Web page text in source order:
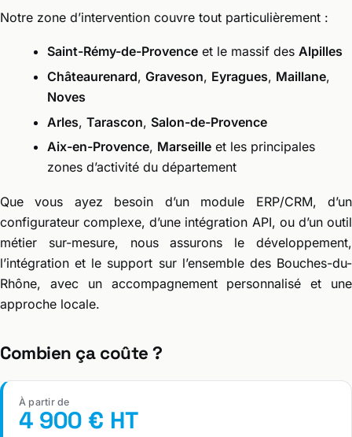
Notre zone d’intervention couvre tout particulièrement :
Saint-Rémy-de-Provence et le massif des Alpilles
Châteaurenard, Graveson, Eyragues, Maillane,
Noves
Arles, Tarascon, Salon-de-Provence
Aix-en-Provence, Marseille et les principales
zones d’activité du département
Que vous ayez besoin d’un module ERP/CRM, d’un
configurateur complexe, d’une intégration API, ou d’un outil
métier sur-mesure, nous assurons le développement,
l’intégration et le support sur l’ensemble des Bouches-du-
Rhône, avec un accompagnement personnalisé et une
approche locale.
Combien ça coûte ?
À partir de
4 900 € HT